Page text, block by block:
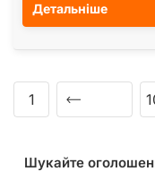
Детальніше
1
Шукайте